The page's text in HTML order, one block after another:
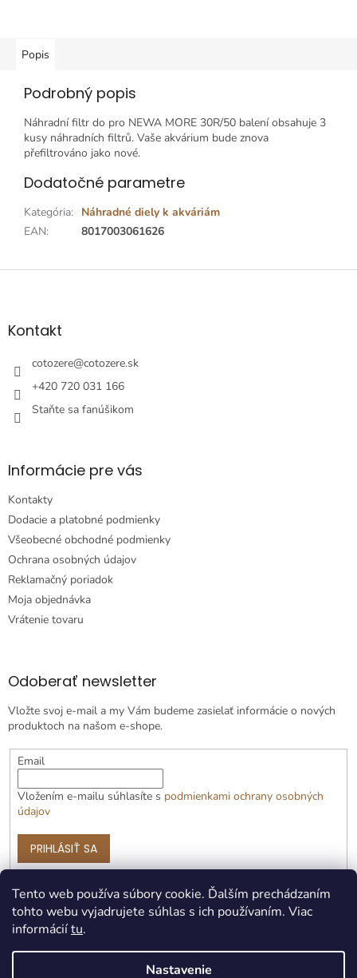
Tento web používa súbory cookie. Ďalším prechádzaním
tohto webu vyjadrujete súhlas s ich používaním. Viac
informáciítu.
Nastavenie
Popis
Podrobný popis
Náhradní filtr do pro NEWA MORE 30R/50 balení obsahuje 3
kusy náhradních filtrů. Vaše akvárium bude znova
přefiltrováno jako nové.
Dodatočné parametre
Kategória: Náhradné diely k akváriám
EAN: 8017003061626
Z
äKontakt
cotozere@cotozere.sk
+420 720 031 166
Staňte sa fanúšikom
Informácie pre vás
Kontakty
Dodacie a platobné podmienky
Všeobecné obchodné podmienky
Ochrana osobných údajov
Reklamačný poriadok
Moja objednávka
Vrátenie tovaru
Odoberať newsletter
Vložte svoj e-mail a my Vám budeme zasielať informácie o nových
produktoch na našom e-shope.
Email
Vložením e-mailu súhlasíte s podmienkami ochrany osobných
údajov
PRIHLÁSIŤ SA
Vytvoril Shoptet Premium